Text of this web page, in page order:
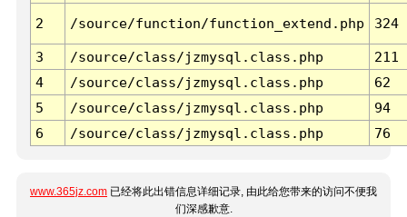
2 /source/function/function_extend.php 324
3 /source/class/jzmysql.class.php
211
4
/source/class/jzmysql.class.php
62
5
/source/class/jzmysql.class.php
94
6
/source/class/jzmysql.class.php 76
www.365jz.com 已经将此出错信息详细记录, 由此给您带来的访问不便我
们深感歉意.